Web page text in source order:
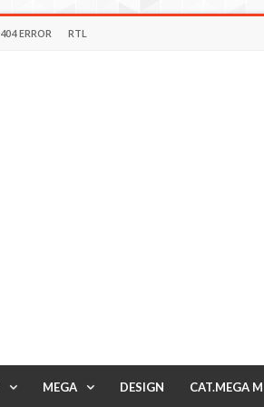
404 ERROR RTL
MEGA DESIGN CAT.MEGA